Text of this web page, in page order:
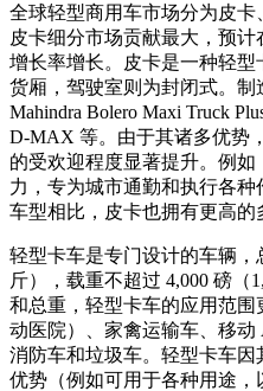
全球轻型商用车市场分为皮卡
皮卡细分市场贡献最大，预
增长率增长。皮卡是一种轻
货厢，驾驶室则为封闭式。
Mahindra Bolero Maxi Truck
D-MAX 等。由于其诸多优势
的受欢迎程度显著提升。例
力，专为城市通勤和执行各
车型相比，皮卡也拥有更高的
轻型卡车是专门设计的车辆，
斤），载重不超过 4,000 磅（
和总重，轻型卡车的应用范
动医院）、家禽运输车、移动
消防车和垃圾车。轻型卡车
优势（例如可用于各种用途